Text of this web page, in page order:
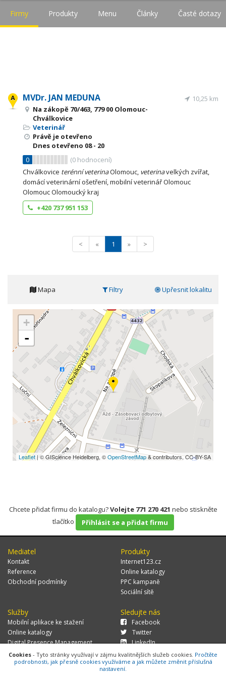
Firmy Produkty Menu Články Časté dotazy
MVDr. JAN MEDUNA
Na zákopě 70/463, 779 00 Olomouc-
Chválkovice
Veterinář
Právě je otevřeno
Dnes otevřeno 08 - 20
0
(0 hodnocení)
10,25 km
Chválkovice terénní veterinaOlomouc, veterinavelkých zvířat,
domácí veterinární ošetření, mobilní veterinář Olomouc
Olomouc Olomoucký kraj
+420 737 951 153
< « 1 » >
Mapa Filtry Upřesnit lokalitu
+
-
Leaflet | © GIScience Heidelberg, ©OpenStreetMap& contributors, CC-BY-SA
Chcete přidat firmu do katalogu?Volejte 771 270 421 nebo stiskněte
tlačítko
Přihlásit se a přidat firmu
Mediatel
Kontakt
Reference
Obchodní podmínky
Produkty
Internet123.cz
Online katalogy
PPC kampaně
Sociální sítě
Služby
Mobilní aplikace ke stažení
Online katalogy
Digital Presence Management
Více zákazníků
Sledujte nás
Facebook
Twitter
LinkedIn
Cookies - Tyto stránky využívají v zájmu kvalitnějších služeb cookies. Pročtěte
podrobnosti, jak přesně cookies využíváme a jak můžete změnit příslušná
nastavení.